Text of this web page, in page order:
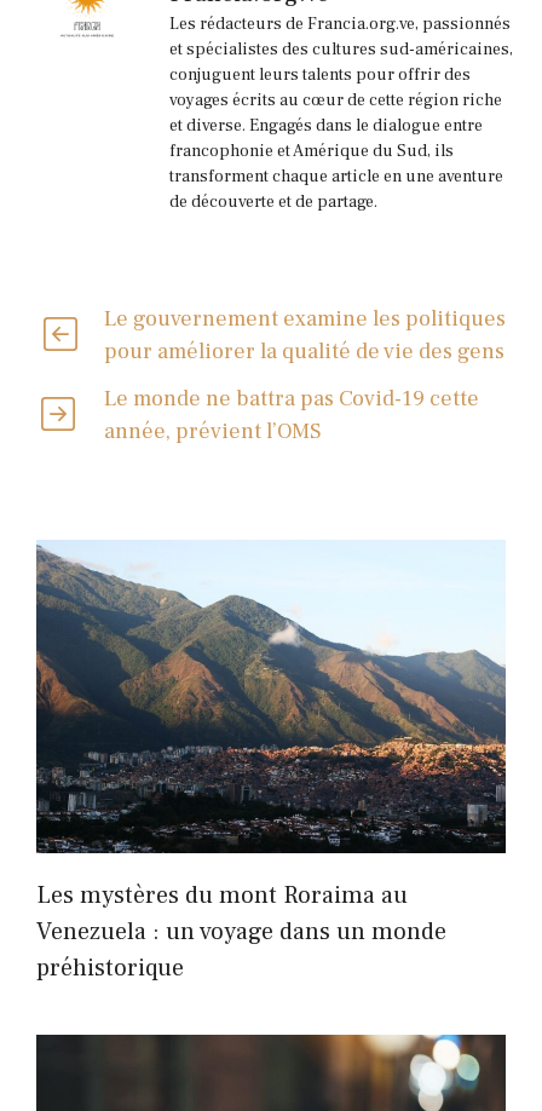
Les rédacteurs de Francia.org.ve, passionnés
et spécialistes des cultures sud-américaines,
conjuguent leurs talents pour offrir des
voyages écrits au cœur de cette région riche
et diverse. Engagés dans le dialogue entre
francophonie et Amérique du Sud, ils
transforment chaque article en une aventure
de découverte et de partage.
Le gouvernement examine les politiques
pour améliorer la qualité de vie des gens
Le monde ne battra pas Covid-19 cette
année, prévient l’OMS
Les mystères du mont Roraima au
Venezuela : un voyage dans un monde
préhistorique